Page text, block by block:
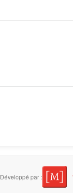
Développé par :